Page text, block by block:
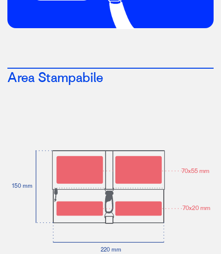
Area Stampabile
220 mm
150 mm
70x55 mm
70x20 mm